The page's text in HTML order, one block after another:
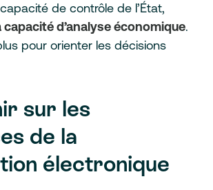
de contrôle de l’État,
capacité d’analyse économique.
pour orienter les décisions
sur les
de la
électronique